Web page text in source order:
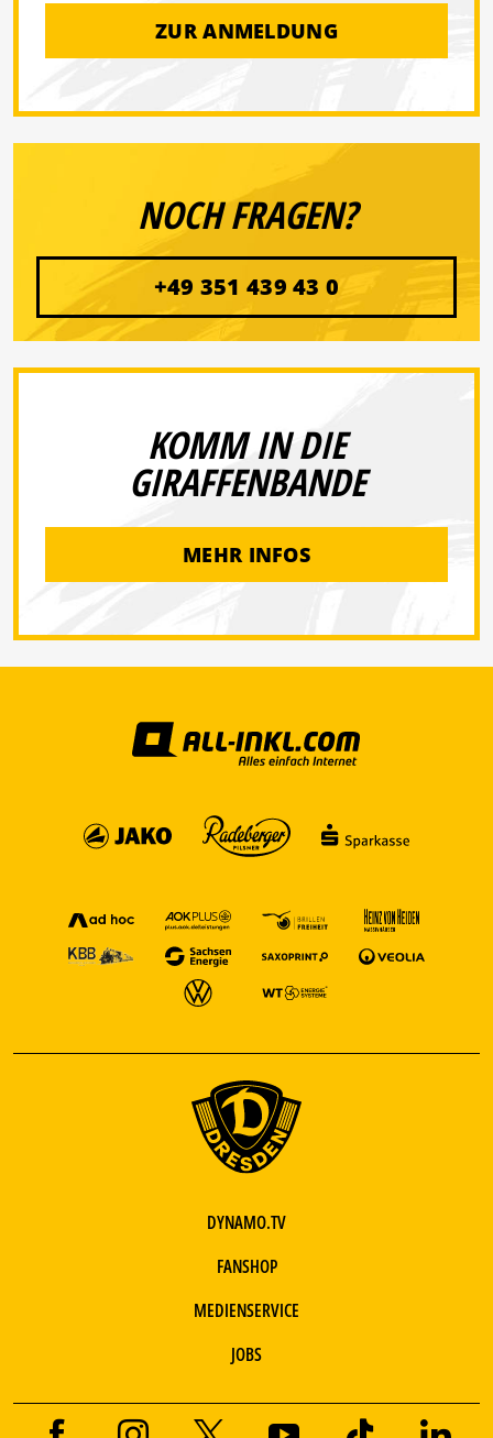
ZUR ANMELDUNG
NOCH FRAGEN?
+49 351 439 43 0
KOMM IN DIE
GIRAFFENBANDE
MEHR INFOS
DYNAMO.TV
FANSHOP
MEDIENSERVICE
JOBS